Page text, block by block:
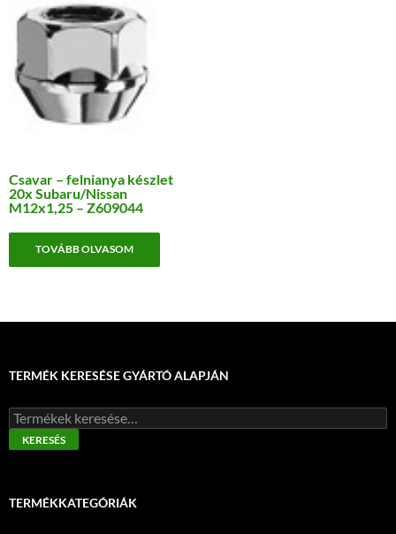
Csavar – felnianya készlet
20x Subaru/Nissan
M12x1,25 – Z609044
TOVÁBB OLVASOM
TERMÉK KERESÉSE GYÁRTÓ ALAPJÁN
Keresés
a
következőre:
KERESÉS
TERMÉKKATEGÓRIÁK